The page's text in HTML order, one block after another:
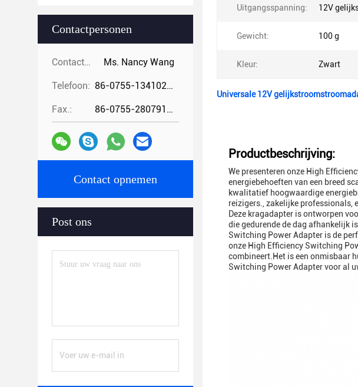
Contactpersonen
Contactpersonen: Ms. Nancy Wang
Telefoon: 86-0755-13410274294
Fax.: 86-0755-28079166
Contact opnemen
Post ons
Uitgangsspanning: 12V
Gewicht: 100 g
Kleur: Zwart
Universale 12V
Productbeschrijving:
We presenteren onze High
energiebehoeften van een breed
kwalitatief hoogwaardige
reizigers., zakelijke professionals,
Deze kragadapter is ontworpen
die gedurende de dag afhankelijk
Switching Power Adapter is de
onze High Efficiency Switching
combineert.Het is een onmisbaar
Switching Power Adapter voor al